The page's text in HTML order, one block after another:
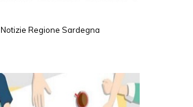
Notizie Regione Sardegna